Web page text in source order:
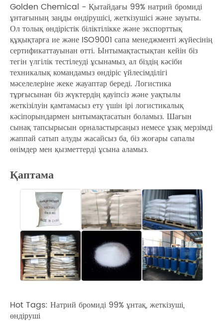
Golden Chemical - Қытайдағы 99% натрий бромиді
ұнтағының заңды өндірушісі, жеткізушісі және зауыты.
Ол толық өндірістік біліктілікке және экспорттық
құқықтарға ие және ISO9001 сапа менеджменті жүйесінің
сертификаттауынан өтті. Ынтымақтастықтан кейін біз
тегін үлгілік тестілеуді ұсынамыз, ал біздің кәсіби
техникалық командамыз өндіріс үйлесімділігі
мәселелеріне жеке жауаптар береді. Логистика
тұрғысынан біз жүктердің қауіпсіз және уақтылы
жеткізілуін қамтамасыз ету үшін ірі логистикалық
кәсіпорындармен ынтымақтасатын боламыз. Шағын
сынақ тапсырысын орналастырсаңыз немесе ұзақ мерзімді
жаппай сатып алуды жасайсыз ба, біз жоғары сапалы
өнімдер мен қызметтерді ұсына аламыз.
Қаптама
Hot Tags: Натрий бромиді 99% ұнтақ, жеткізуші,
өндіруші